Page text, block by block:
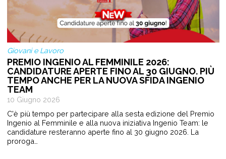
Giovani e Lavoro
PREMIO INGENIO AL FEMMINILE 2026:
CANDIDATURE APERTE FINO AL 30 GIUGNO. PIÙ
TEMPO ANCHE PER LA NUOVA SFIDA INGENIO
TEAM
10 Giugno 2026
C'è più tempo per partecipare alla sesta edizione del Premio
Ingenio al Femminile e alla nuova iniziativa Ingenio Team: le
candidature resteranno aperte fino al 30 giugno 2026. La
proroga…